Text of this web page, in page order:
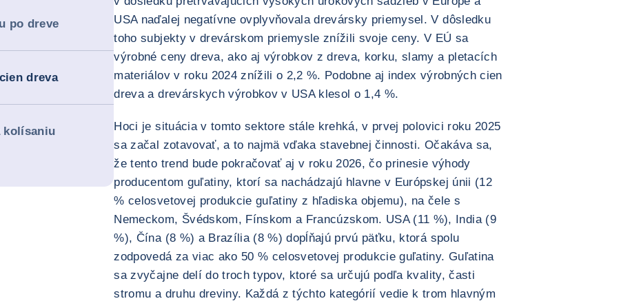
po dreve
dreva
kolísaniu
USA naďalej negatívne ovplyvňovala drevársky priemysel. V dôsledku
toho subjekty v drevárskom priemysle znížili svoje ceny. V EÚ sa
výrobné ceny dreva, ako aj výrobkov z dreva, korku, slamy a pletacích
materiálov v roku 2024 znížili o 2,2 %. Podobne aj index výrobných cien
dreva a drevárskych výrobkov v USA klesol o 1,4 %.
Hoci je situácia v tomto sektore stále krehká, v prvej polovici roku 2025
sa začal zotavovať, a to najmä vďaka stavebnej činnosti. Očakáva sa,
že tento trend bude pokračovať aj v roku 2026, čo prinesie výhody
producentom guľatiny, ktorí sa nachádzajú hlavne v Európskej únii (12
% celosvetovej produkcie guľatiny z hľadiska objemu), na čele s
Nemeckom, Švédskom, Fínskom a Francúzskom. USA (11 %), India (9
%), Čína (8 %) a Brazília (8 %) dopĺňajú prvú päťku, ktorá spolu
zodpovedá za viac ako 50 % celosvetovej produkcie guľatiny. Guľatina
sa zvyčajne delí do troch typov, ktoré sa určujú podľa kvality, časti
stromu a druhu dreviny. Každá z týchto kategórií vedie k trom hlavným